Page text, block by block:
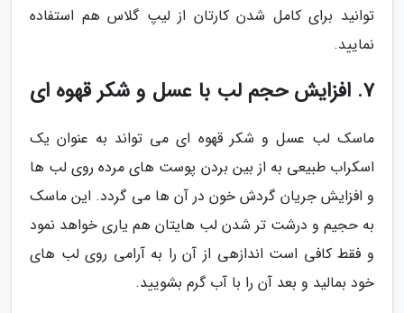
توانید برای کامل شدن کارتان از لیپ گلاس هم استفاده
نمایید.
7. افزایش حجم لب با عسل و شکر قهوه ای
ماسک لب عسل و شکر قهوه ای می تواند به عنوان یک
اسکراب طبیعی به از بین بردن پوست های مرده روی لب ها
و افزایش جریان گردش خون در آن ها می گردد. این ماسک
به حجیم و درشت تر شدن لب هایتان هم یاری خواهد نمود
و فقط کافی است اندازهی از آن را به آرامی روی لب های
خود بمالید و بعد آن را با آب گرم بشویید.